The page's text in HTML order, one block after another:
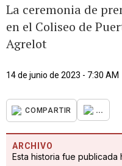
La ceremonia de
en el Coliseo de
Agrelot
14 de junio de 2023 - 7:30 AM
COMPARTIR ...
ARCHIVO
Esta historia fue publicada